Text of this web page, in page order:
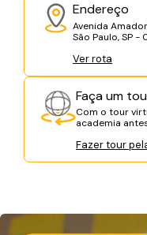
Endereço
Avenida
São Paulo, SP
Ver rota
Faça um
Com o tour
academia
Fazer tour